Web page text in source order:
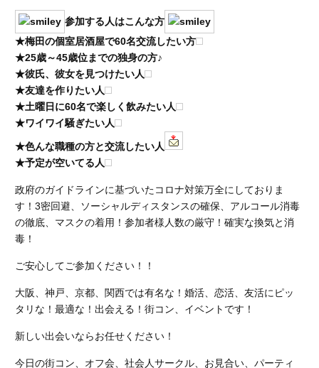
参加する人はこんな方
★梅田の個室居酒屋で60名交流したい方
★25歳～45歳位までの独身の方♪
★彼氏、彼女を見つけたい人
★友達を作りたい人
★土曜日に60名で楽しく飲みたい人
★ワイワイ騒ぎたい人
★色んな職種の方と交流したい人
★予定が空いてる人
政府のガイドラインに基づいたコロナ対策万全にしておりま
す！3密回避、ソーシャルディスタンスの確保、アルコール消毒
の徹底、マスクの着用！参加者様人数の厳守！確実な換気と消
毒！
ご安心してご参加ください！！
大阪、神戸、京都、関西では有名な！婚活、恋活、友活にピッ
タリな！最適な！出会える！街コン、イベントです！
新しい出会いならお任せください！
今日の街コン、オフ会、社会人サークル、お見合い、パーティ